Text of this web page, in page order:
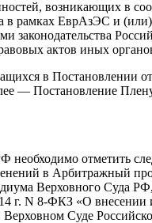
возникающих в
рамках ЕврАзЭС и
законодательства
актов иных
в Постановлении
— Постановление
отметить
в Арбитражный
Верховного
г. N 8-ФКЗ «О
Суде